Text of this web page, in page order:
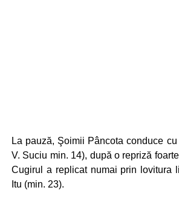
La pauză, Şoimii Pâncota conduce
V. Suciu min. 14), după o repriză
Cugirul a replicat numai prin lovitura
Itu (min. 23).